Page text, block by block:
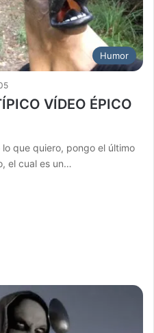
Humor
VÍDEO ÉPICO
que quiero, pongo el último
el cual es un…